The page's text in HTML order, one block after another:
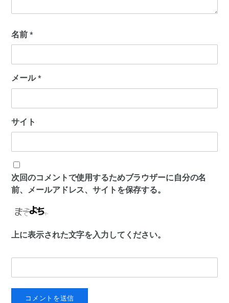
名前*
メール*
サイト
次回のコメントで使用するためブラウザーに自分の名
前、メールアドレス、サイトを保存する。
上に表示された文字を入力してください。